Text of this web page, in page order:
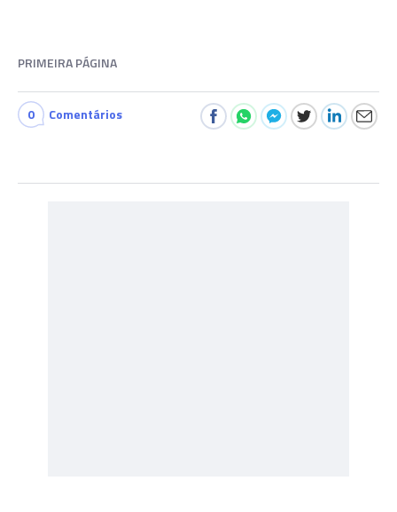
PRIMEIRA PÁGINA
0 Comentários